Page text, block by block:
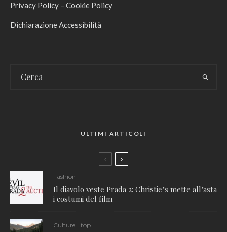
Privacy Policy – Cookie Policy
Dichiarazione Accessibilità
ULTIMI ARTICOLI
Fashion
Il diavolo veste Prada 2: Christie’s mette all’asta
i costumi del film
Culture top